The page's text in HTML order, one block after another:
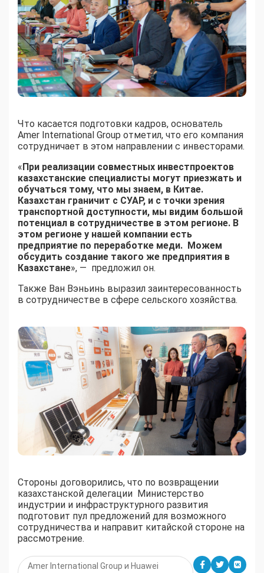
Что касается подготовки кадров, основатель
Amer International Group отметил, что его компания
сотрудничает в этом направлении с инвесторами.
«При реализации совместных инвестпроектов
казахстанские специалисты могут приезжать и
обучаться тому, что мы знаем, в Китае.
Казахстан граничит с СУАР, и с точки зрения
транспортной доступности, мы видим большой
потенциал в сотрудничестве в этом регионе. В
этом регионе у нашей компании есть
предприятие по переработке меди. Можем
обсудить создание такого же предприятия в
Казахстане», — предложил он.
Также Ван Вэньинь выразил заинтересованность
в сотрудничестве в сфере сельского хозяйства.
Стороны договорились, что по возвращении
казахстанской делегации Министерство
индустрии и инфраструктурного развития
подготовит пул предложений для возможного
сотрудничества и направит китайской стороне на
рассмотрение.
Amer International Group и Huawei